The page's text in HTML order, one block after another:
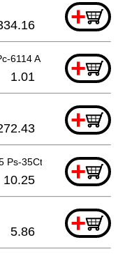
+
6114 A +
1.01
+
35Ctlc A +
10.25
+
5.86